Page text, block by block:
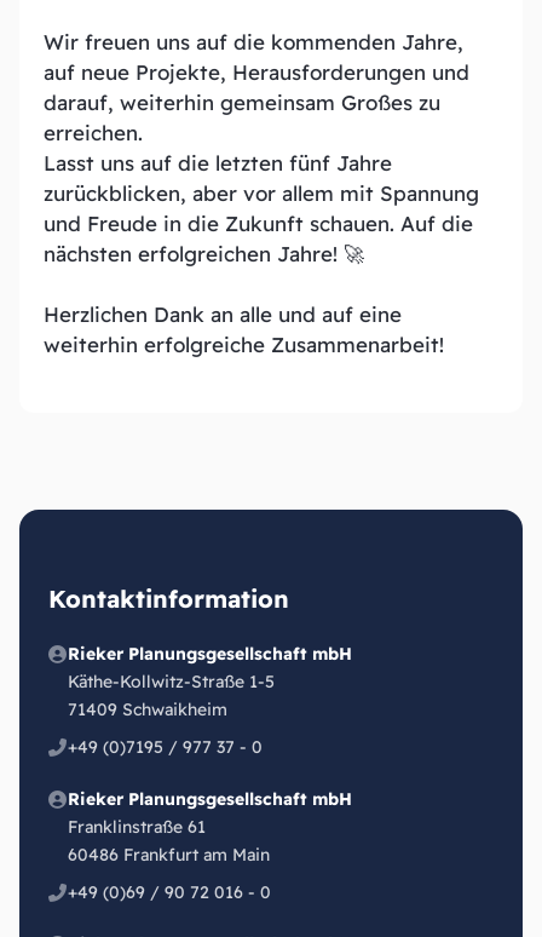
Wir freuen uns auf die kommenden Jahre,
auf neue Projekte, Herausforderungen und
darauf, weiterhin gemeinsam Großes zu
erreichen.
Lasst uns auf die letzten fünf Jahre
zurückblicken, aber vor allem mit Spannung
und Freude in die Zukunft schauen. Auf die
nächsten erfolgreichen Jahre! 🚀
Herzlichen Dank an alle und auf eine
weiterhin erfolgreiche Zusammenarbeit!
Kontaktinformation
Rieker Planungsgesellschaft mbH
Käthe-Kollwitz-Straße 1-5
71409 Schwaikheim
+49 (0)7195 / 977 37 - 0
Rieker Planungsgesellschaft mbH
Franklinstraße 61
60486 Frankfurt am Main
+49 (0)69 / 90 72 016 - 0